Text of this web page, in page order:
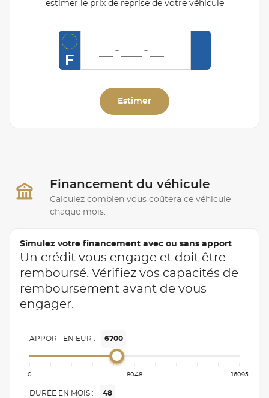
estimer le prix de reprise de votre véhicule
F
Estimer
Financement du véhicule
Calculez combien vous coûtera ce véhicule
chaque mois.
Simulez votre financement avec ou sans apport
Un crédit vous engage et doit être
remboursé. Vérifiez vos capacités de
remboursement avant de vous
engager.
APPORT EN EUR : 6700
0 8048 16095
DURÉE EN MOIS : 48